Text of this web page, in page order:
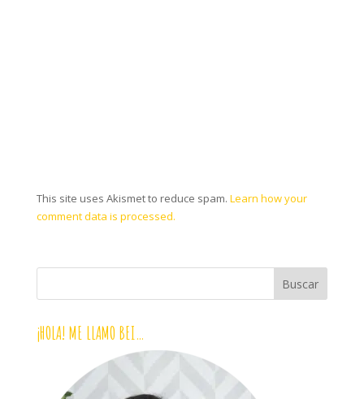
This site uses Akismet to reduce spam. Learn how your
comment data is processed.
¡HOLA! ME LLAMO BEI…